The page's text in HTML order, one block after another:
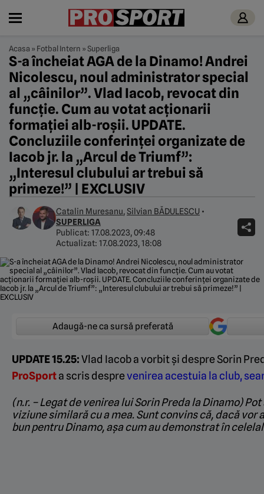
Acasa » Fotbal Intern »Superliga
S-a încheiat AGA de la Dinamo! Andrei
Nicolescu, noul administrator special
al „câinilor”. Vlad Iacob, revocat din
funcție. Cum au votat acționarii
formației alb-roșii. UPDATE.
Concluziile conferinței organizate de
Iacob jr. la „Arcul de Triumf”:
„Interesul clubului ar trebui să
primeze!” | EXCLUSIV
Catalin Muresanu,Silvian BĂDULESCU •
SUPERLIGA
Publicat: 17.08.2023, 09:48
Actualizat: 17.08.2023, 18:08
Adaugă-ne ca sursă preferată
UPDATE 15.25:Vlad Iacob a vorbit și despre Sorin
ProSporta scris desprevenirea acestuia la club,
(n.r. – Legat de venirea lui Sorin Preda la Dinamo)
viziune similară cu a mea. Sunt convins că, dacă vor
bun pentru Dinamo, așa cum au demonstrat în